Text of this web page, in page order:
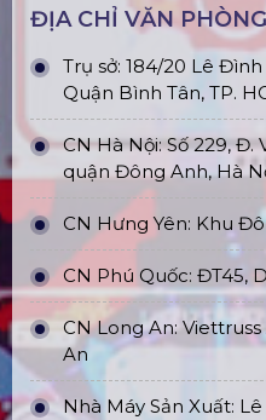
ĐỊA CHỈ VĂN PHÒNG
Trụ sở: 184/20 Lê
Quận Bình Tân, TP.
CN Hà Nội: Số 229, Đ.
quận Đông Anh, Hà
CN Hưng Yên: Khu
CN Phú Quốc: ĐT45,
CN Long An:
An
Nhà Máy Sản Xuất: